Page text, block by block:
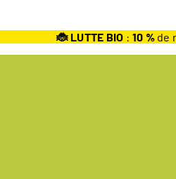
🐞 LUTTE BIO : 10 %de